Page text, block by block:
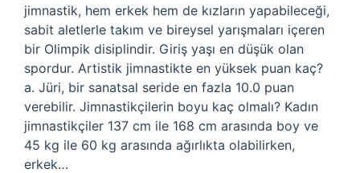
jimnastik, hem erkek hem de kızların yapabileceği,
sabit aletlerle takım ve bireysel yarışmaları içeren
bir Olimpik disiplindir. Giriş yaşı en düşük olan
spordur. Artistik jimnastikte en yüksek puan kaç?
a. Jüri, bir sanatsal seride en fazla 10.0 puan
verebilir. Jimnastikçilerin boyu kaç olmalı? Kadın
jimnastikçiler 137 cm ile 168 cm arasında boy ve
45 kg ile 60 kg arasında ağırlıkta olabilirken,
erkek…